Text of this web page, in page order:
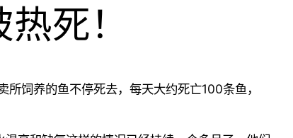
死！
所饲养的鱼不停死去，每天大约死亡100条鱼，